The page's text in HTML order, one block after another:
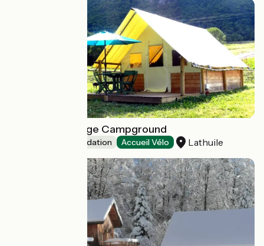
Taillefer Ecolodge Campground
Unusual accommodation Accueil Vélo Lathuile